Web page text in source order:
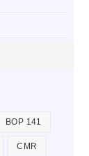
BOP 141
CMR